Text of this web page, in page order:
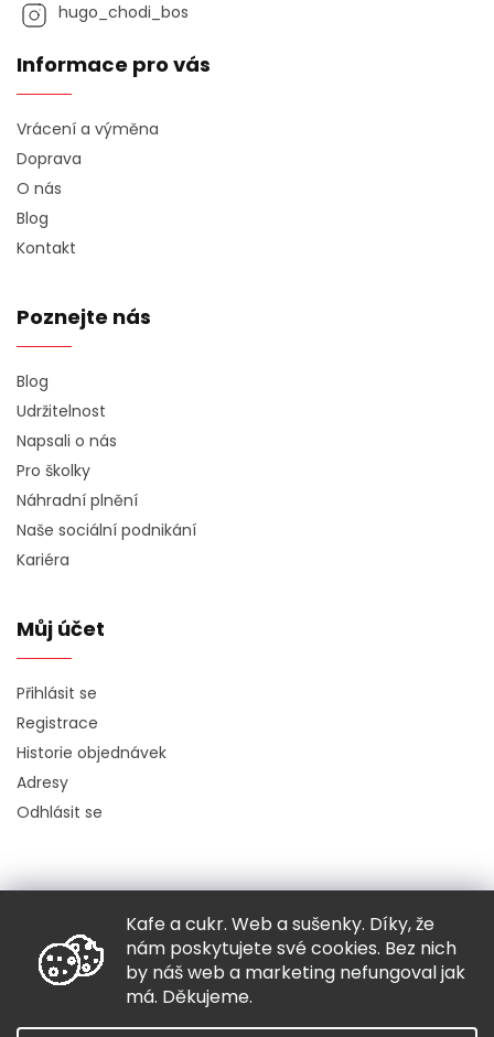
Kafe a cukr. Web a sušenky. Díky, že
nám poskytujete své cookies. Bez nich
by náš web a marketing nefungoval jak
má. Děkujeme.
hugo_chodi_bos
Informace pro vás
Vrácení a výměna
Doprava
O nás
Blog
Kontakt
Poznejte nás
Blog
Udržitelnost
Napsali o nás
Pro školky
Náhradní plnění
Naše sociální podnikání
Kariéra
Můj účet
Přihlásit se
Registrace
Historie objednávek
Adresy
Odhlásit se
Copyright 2026Hugo chodí bos. Všechna práva vyhrazena.
Grafický návrh vytvořil a nakódovalShoptak.cz